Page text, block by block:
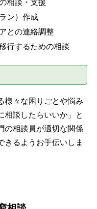
相談・支援
ン）作成
との連絡調整
行するための相談
様々な困りごとや悩み
相談したらいいか」と
の相談員が適切な関係
きるようお手伝いしま